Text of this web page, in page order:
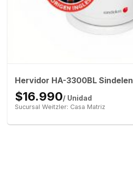
Hervidor HA-3300BL Sindelen
$16.990/ Unidad
Sucursal Weitzler: Casa Matriz